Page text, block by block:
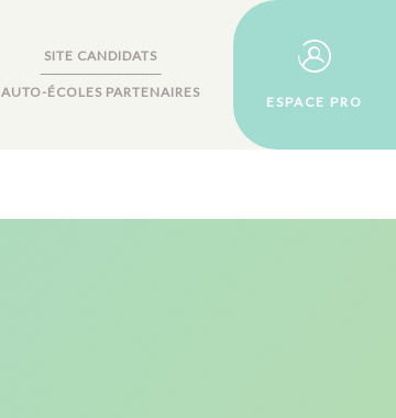
SITE CANDIDATS
AUTO-ÉCOLES PARTENAIRES
ESPACE PRO